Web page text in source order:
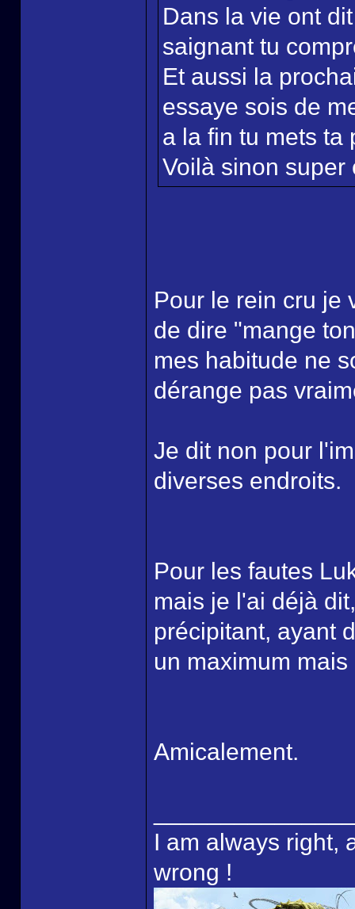
Dans la vie ont
saignant tu
Et aussi la
essaye sois de
a la fin tu mets ta
Voilà sinon super
Pour le rein cru je
de dire "mange
mes habitude ne
dérange pas
Je dit non pour
diverses endroits.
Pour les fautes
mais je l'ai déjà
précipitant, ayant
un maximum
Amicalement.
I am always right,
wrong !